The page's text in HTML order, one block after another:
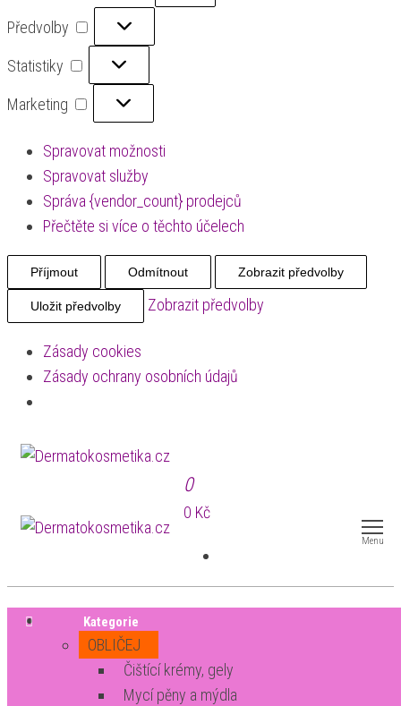
Předvolby Předvolby
Statistiky Statistiky
Marketing Marketing
Spravovat možnosti
Spravovat služby
Správa {vendor_count} prodejců
Přečtěte si více o těchto účelech
Příjmout Odmítnout Zobrazit předvolby
Uložit předvolby Zobrazit předvolby
Zásady cookies
Zásady ochrany osobních údajů
Přeskočit
Dermatokosmetika.cz
0
0 Kč
Menu
Kategorie
OBLIČEJ
Čištící krémy, gely
Mycí pěny a mýdla